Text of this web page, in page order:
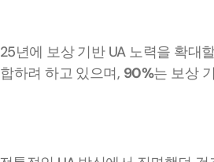
년에 보상 기반 UA 노력을 확대
하려 하고 있으며, 90%는 보상